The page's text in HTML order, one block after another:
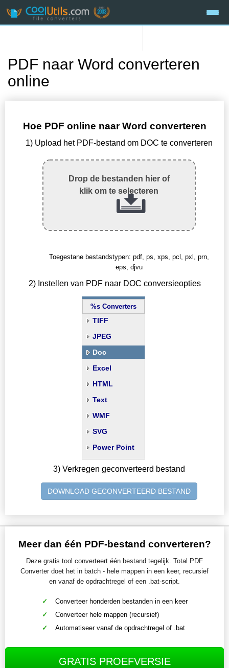
PDF naar Word converteren
online
Hoe PDF online naar Word converteren
1) Upload het PDF-bestand om DOC te converteren
Drop de bestanden hier of
klik om te selecteren
Toegestane bestandstypen: pdf, ps, xps, pcl, pxl, prn,
eps, djvu
2) Instellen van PDF naar DOC conversieopties
%s Converters
TIFF
JPEG
Doc
Excel
HTML
Text
WMF
SVG
Power Point
3) Verkregen geconverteerd bestand
DOWNLOAD GECONVERTEERD BESTAND
Meer dan één PDF-bestand converteren?
Deze gratis tool converteert één bestand tegelijk. Total PDF
Converter doet het in batch - hele mappen in een keer, recursief
en vanaf de opdrachtregel of een .bat-script.
Converteer honderden bestanden in een keer
Converteer hele mappen (recursief)
Automatiseer vanaf de opdrachtregel of .bat
GRATIS PROEFVERSIE